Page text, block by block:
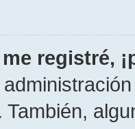
registré,
También,